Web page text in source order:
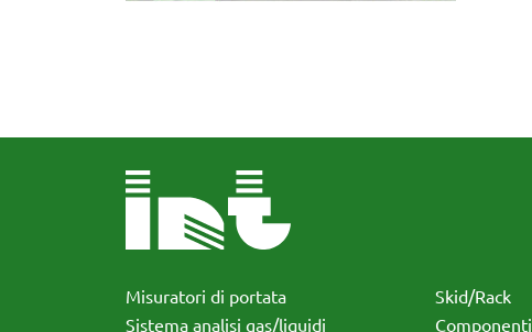
Misuratori di portata
Sistema analisi gas/liquidi
Skid/Rack